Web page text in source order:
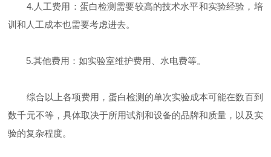
4.人工费用：蛋白检测需要较高的技术水平和实验经验，培
训和人工成本也需要考虑进去。
5.其他费用：如实验室维护费用、水电费等。
综合以上各项费用，蛋白检测的单次实验成本可能在数百到
数千元不等，具体取决于所用试剂和设备的品牌和质量，以及实
验的复杂程度。